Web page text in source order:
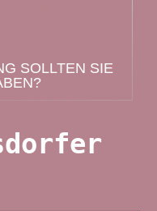
SOLLTEN SIE